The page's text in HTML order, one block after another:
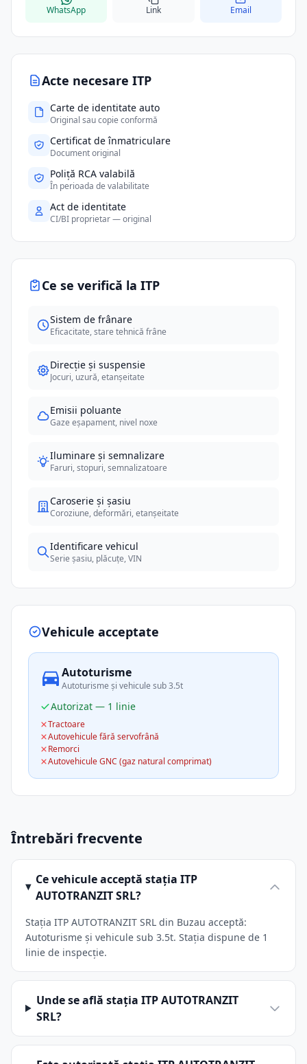
Acte necesare ITP
Carte de identitate auto
Original sau copie conformă
Certificat de înmatriculare
Document original
Poliță RCA valabilă
În perioada de valabilitate
Act de identitate
CI/BI proprietar — original
Ce se verifică la ITP
Sistem de frânare
Eficacitate, stare tehnică frâne
Direcție și suspensie
Jocuri, uzură, etanșeitate
Emisii poluante
Gaze eșapament, nivel noxe
Iluminare și semnalizare
Faruri, stopuri, semnalizatoare
Caroserie și șasiu
Coroziune, deformări, etanșeitate
Identificare vehicul
Serie șasiu, plăcuțe, VIN
Vehicule acceptate
Autoturisme
Autoturisme și vehicule sub 3.5t
Autorizat — 1 linie
Tractoare
Autovehicule fără servofrână
Remorci
Autovehicule GNC (gaz natural comprimat)
WhatsApp Link Email
Întrebări frecvente
Ce vehicule acceptă stația ITP
AUTOTRANZIT SRL?
Stația ITP AUTOTRANZIT SRL din Buzau acceptă:
Autoturisme și vehicule sub 3.5t. Stația dispune de 1
linie de inspecție.
Unde se află stația ITP AUTOTRANZIT
SRL?